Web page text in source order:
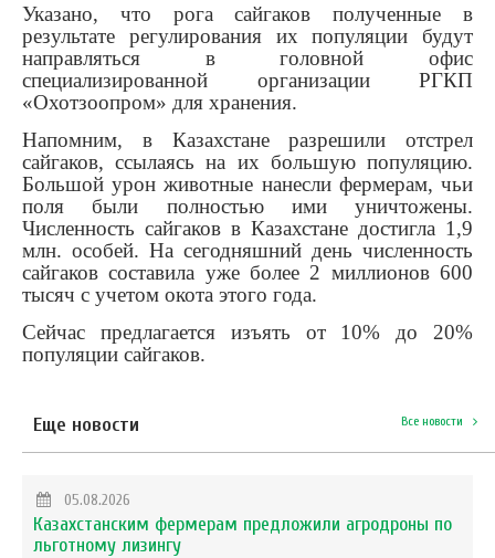
Указано, что рога сайгаков полученные в
результате регулирования их популяции будут
направляться в головной офис
специализированной организации РГКП
«Охотзоопром» для хранения.
Напомним, в Казахстане разрешили отстрел
сайгаков, ссылаясь на их большую популяцию.
Большой урон животные нанесли фермерам, чьи
поля были полностью ими уничтожены.
Численность сайгаков в Казахстане достигла 1,9
млн. особей. На сегодняшний день численность
сайгаков составила уже более 2 миллионов 600
тысяч с учетом окота этого года.
Сейчас предлагается изъять от 10% до 20%
популяции сайгаков.
Еще новости Все новости
05.08.2026
Казахстанским фермерам предложили агродроны по
льготному лизингу